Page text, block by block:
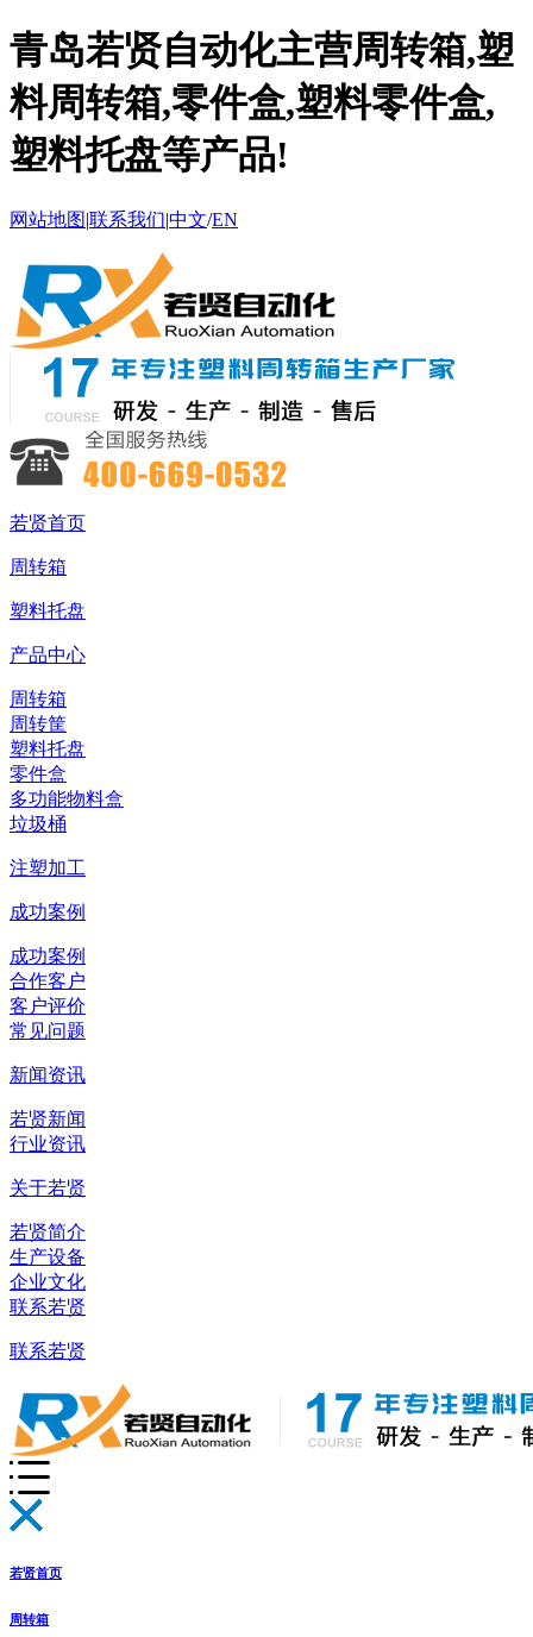
青岛若贤自动化主营周转箱,塑
料周转箱,零件盒,塑料零件盒,
塑料托盘等产品!
网站地图|联系我们|中文/EN
若贤首页
周转箱
塑料托盘
产品中心
周转箱
周转筐
塑料托盘
零件盒
多功能物料盒
垃圾桶
注塑加工
成功案例
成功案例
合作客户
客户评价
常见问题
新闻资讯
若贤新闻
行业资讯
关于若贤
若贤简介
生产设备
企业文化
联系若贤
联系若贤
若贤首页
周转箱